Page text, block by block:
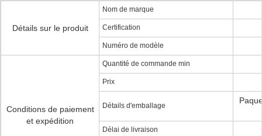
Détails sur le produit
Nom de marque
Certification
Numéro de modèle
Conditions de paiement
et expédition
Quantité de commande min
Prix
Détails d'emballage
Délai de livraison